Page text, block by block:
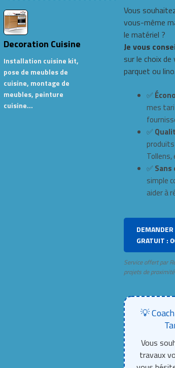
Vous
vous-même
le matériel ?
Je vous
sur le choix
parquet ou
✅
mes
✅
Tollens,
✅
simple
aider à
GRATUIT :
Service offert par
projets de
💡
Vous
travaux
Decoration Cuisine
Installation cuisine kit,
pose de meubles de
cuisine, montage de
meubles, peinture
cuisine…